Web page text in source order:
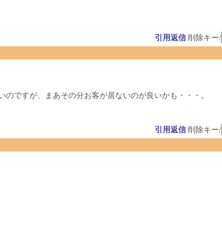
引用返信 削除キー/
ですが、まあその分お客が居ないのが良いかも・・・。
引用返信 削除キー/